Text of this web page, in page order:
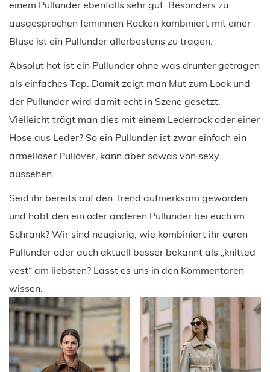
einem Pullunder ebenfalls sehr gut. Besonders zu
ausgesprochen femininen Röcken kombiniert mit einer
Bluse ist ein Pullunder allerbestens zu tragen.
Absolut hot ist ein Pullunder ohne was drunter getragen
als einfaches Top. Damit zeigt man Mut zum Look und
der Pullunder wird damit echt in Szene gesetzt.
Vielleicht trägt man dies mit einem Lederrock oder einer
Hose aus Leder? So ein Pullunder ist zwar einfach ein
ärmelloser Pullover, kann aber sowas von sexy
aussehen.
Seid ihr bereits auf den Trend aufmerksam geworden
und habt den ein oder anderen Pullunder bei euch im
Schrank? Wir sind neugierig, wie kombiniert ihr euren
Pullunder oder auch aktuell besser bekannt als „knitted
vest“ am liebsten? Lasst es uns in den Kommentaren
wissen.